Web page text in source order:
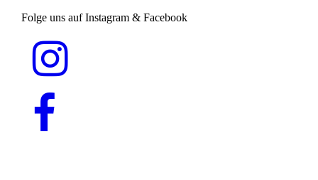
Folge uns auf Instagram & Facebook